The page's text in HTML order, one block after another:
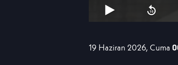
19 Haziran 2026, Cuma